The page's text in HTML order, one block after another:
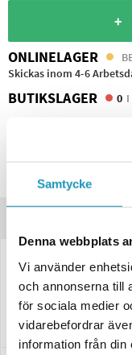
Samtycke
Denna webbplats
Vi använder
och annonserna till
för sociala medier
vidarebefordrar
information från din
+
ONLINELAGER
Skickas inom 4-6
BUTIKSLAGER 0 I
Frågor om produkten?
Denna navkapsel är
passar perfekt till din
behov av verktyg.